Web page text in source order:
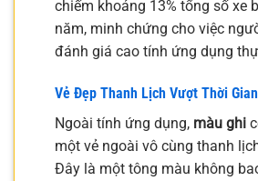
chiếm khoảng 13% tổng số xe
năm, minh chứng cho việc
đánh giá cao tính ứng dụng
Vẻ Đẹp Thanh Lịch Vượt Thời Gian
Ngoài tính ứng dụng, màu ghi
một vẻ ngoài vô cùng thanh
Đây là một tông màu không